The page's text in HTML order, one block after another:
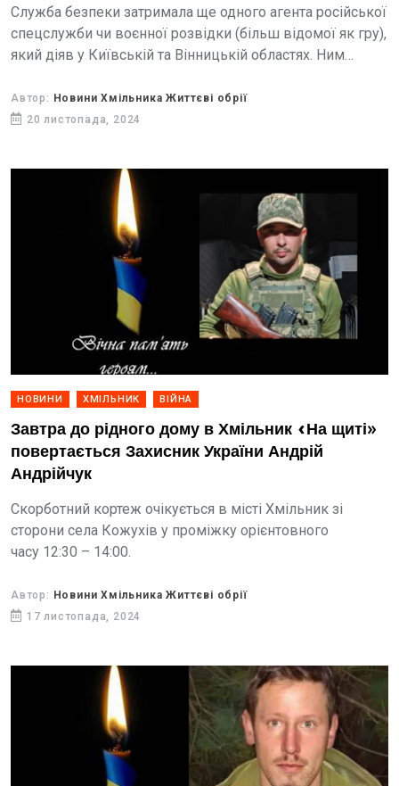
Служба безпеки затримала ще одного агента російської
спецслужби чи воєнної розвідки (більш відомої як гру),
який діяв у Київській та Вінницькій областях. Ним
Автор: Новини Хмільника Життєві обрії
20 листопада, 2024
НОВИНИ ХМІЛЬНИК ВІЙНА
Завтра до рідного дому в Хмільник «На щиті»
повертається Захисник України Андрій
Андрійчук
Скорботний кортеж очікується в місті Хмільник зі
сторони села Кожухів у проміжку орієнтовного
часу 12:30 – 14:00.
Автор: Новини Хмільника Життєві обрії
17 листопада, 2024